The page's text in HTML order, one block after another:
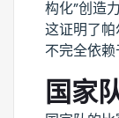
构化”创造
这证明了帕
不完全依赖
国家